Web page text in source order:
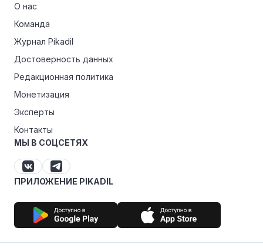
О нас
Команда
Журнал Pikadil
Достоверность данных
Редакционная политика
Монетизация
Эксперты
Контакты
МЫ В СОЦСЕТЯХ
ПРИЛОЖЕНИЕ PIKADIL